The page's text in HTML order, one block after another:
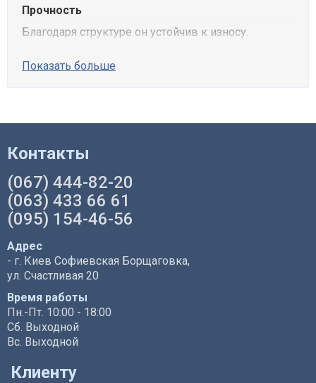
Прочность
Благодаря структуре он устойчив к износу.
Показать больше
Контакты
(067) 444-82-20
(063) 433 66 61
(095) 154-46-56
Адрес
- г. Киев Софиевская Борщаговка,
ул. Счастливая 20
Время работы
Пн.-Пт. 10:00 - 18:00
Сб. Выходной
Вс. Выходной
Клиенту